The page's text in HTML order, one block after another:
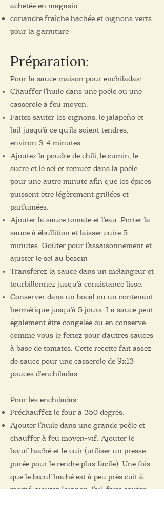
achetée en magasin
coriandre fraîche hachée et oignons verts
pour la garniture
Préparation:
Pour la sauce maison pour enchiladas:
Chauffer l'huile dans une poêle ou une
casserole à feu moyen.
Faites sauter les oignons, le jalapeño et
l'ail jusqu'à ce qu'ils soient tendres,
environ 3-4 minutes.
Ajoutez la poudre de chili, le cumin, le
sucre et le sel et remuez dans la poêle
pour une autre minute afin que les épices
puissent être légèrement grillées et
parfumées.
Ajouter la sauce tomate et l'eau. Porter la
sauce à ébullition et laisser cuire 5
minutes. Goûter pour l'assaisonnement et
ajuster le sel au besoin
Transférez la sauce dans un mélangeur et
tourbillonnez jusqu'à consistance lisse.
Conserver dans un bocal ou un contenant
hermétique jusqu'à 5 jours. La sauce peut
également être congelée ou en conserve
comme vous le feriez pour d'autres sauces
à base de tomates. Cette recette fait assez
de sauce pour une casserole de 9x13
pouces d'enchiladas.
Pour les enchiladas:
Préchauffez le four à 350 degrés.
Ajouter l'huile dans une grande poêle et
chauffer à feu moyen-vif. Ajouter le
bœuf haché et le cuir (utiliser un presse-
purée pour le rendre plus facile). Une fois
que le bœuf haché est à peu près cuit à
moitié, ajouter l'oignon, l'ail, faire sauter